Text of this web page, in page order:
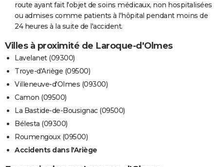
route ayant fait l'objet de soins médicaux, non hospitalisées
ou admises comme patients à l'hôpital pendant moins de
24 heures à la suite de l'accident.
Villes à proximité de Laroque-d'Olmes
Lavelanet (09300)
Troye-d'Ariège (09500)
Villeneuve-d'Olmes (09300)
Camon (09500)
La Bastide-de-Bousignac (09500)
Bélesta (09300)
Roumengoux (09500)
Accidents dans l'Ariège